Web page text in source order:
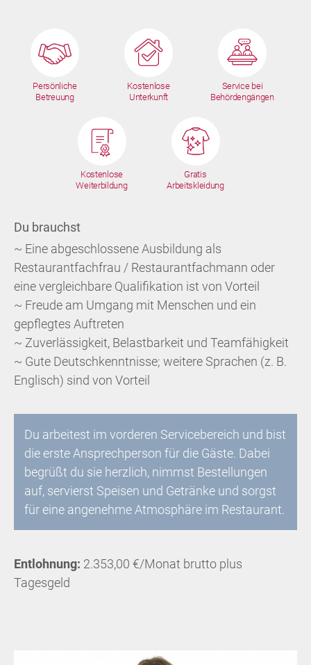
Persönliche
Betreuung
Kostenlose
Unterkunft
Service bei
Behördengängen
Kostenlose
Weiterbildung
Gratis
Arbeitskleidung
Du brauchst
~ Eine abgeschlossene Ausbildung als
Restaurantfachfrau / Restaurantfachmann oder
eine vergleichbare Qualifikation ist von Vorteil
~ Freude am Umgang mit Menschen und ein
gepflegtes Auftreten
~ Zuverlässigkeit, Belastbarkeit und Teamfähigkeit
~ Gute Deutschkenntnisse; weitere Sprachen (z. B.
Englisch) sind von Vorteil
Du arbeitest im vorderen Servicebereich und bist
die erste Ansprechperson für die Gäste. Dabei
begrüßt du sie herzlich, nimmst Bestellungen
auf, servierst Speisen und Getränke und sorgst
für eine angenehme Atmosphäre im Restaurant.
Entlohnung: 2.353,00 €/Monat brutto plus
Tagesgeld